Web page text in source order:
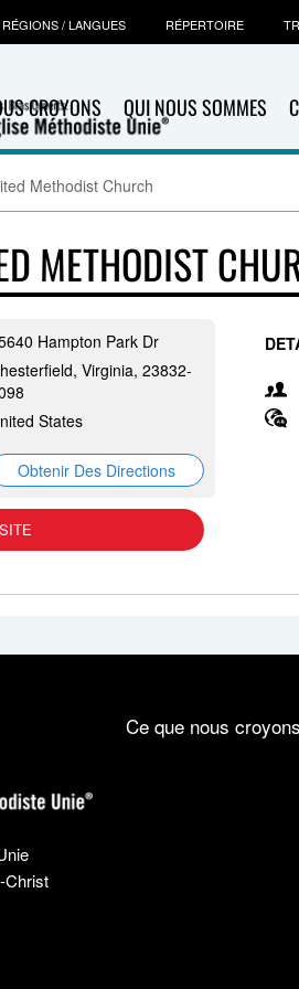
CROYONS QUI NOUS SOMMES
RÉGIONS / LANGUES RÉPERTOIRE
Methodist Church
METHODIST
Hampton Park Dr
Virginia, 23832-
States
Obtenir Des Directions
Christ
Ce que nous croyons